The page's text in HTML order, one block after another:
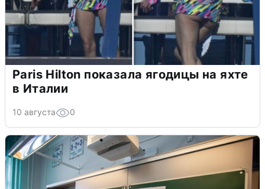
Paris Hilton показала ягодицы на яхте
в Италии
10 августа 0